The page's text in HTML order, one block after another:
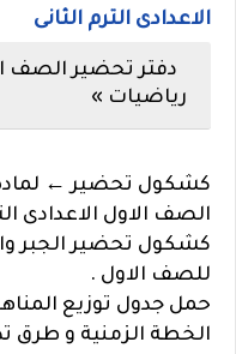
الاعدادى الترم الثانى
دفتر تحضير الصف
رياضيات »
كشكول تحضير ←
الصف الاول الاعدادى
كشكول تحضير الجبر
للصف الاول .
حمل جدول توزيع
الخطة الزمنية و طرق